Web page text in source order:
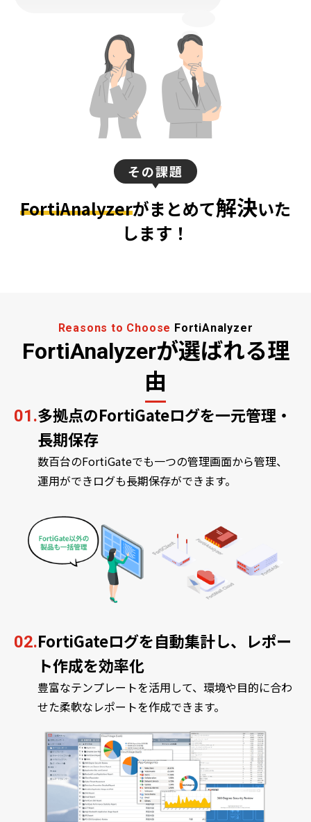
その課題
FortiAnalyzerがまとめて解決いた
します！
Reasons to Choose FortiAnalyzer
FortiAnalyzerが選ばれる理
由
01.多拠点のFortiGateログを一元管理・
長期保存
数百台のFortiGateでも一つの管理画面から管理、
運用ができログも長期保存ができます。
02.FortiGateログを自動集計し、レポー
ト作成を効率化
豊富なテンプレートを活用して、環境や目的に合わ
せた柔軟なレポートを作成できます。